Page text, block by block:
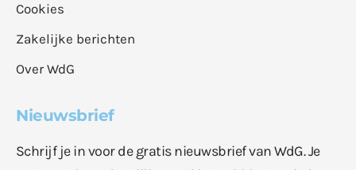
Cookies
Zakelijke berichten
Over WdG
Nieuwsbrief
Schrijf je in voor de gratis nieuwsbrief van WdG. Je